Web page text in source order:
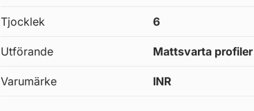
Tjocklek 6
Utförande Mattsvarta profiler
Varumärke INR